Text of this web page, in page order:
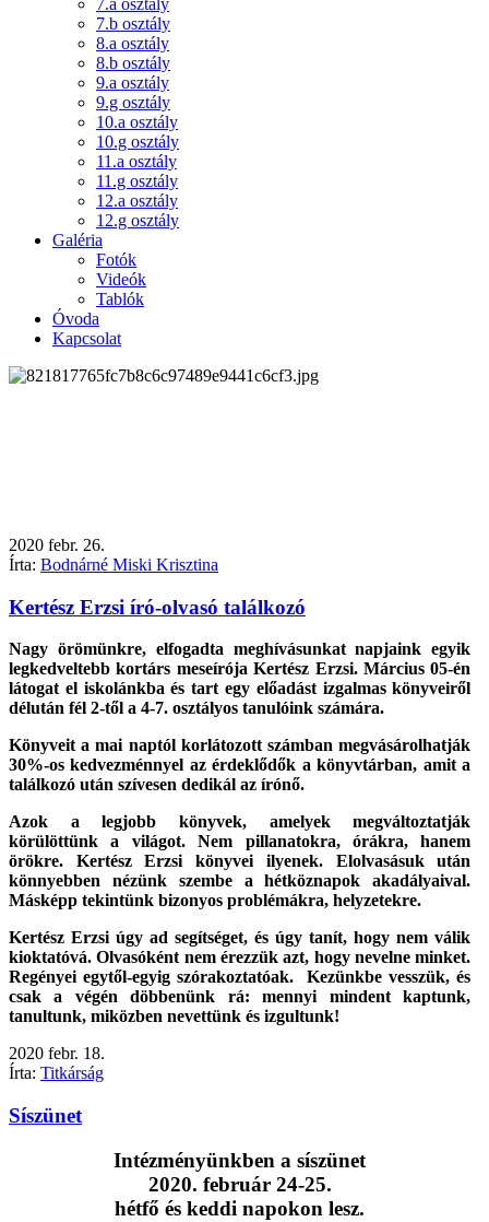
7.b osztály
8.a osztály
8.b osztály
9.a osztály
9.g osztály
10.a osztály
10.g osztály
11.a osztály
11.g osztály
12.a osztály
12.g osztály
Galéria
Fotók
Videók
Tablók
Óvoda
Kapcsolat
2020 febr. 26.
Írta: Bodnárné Miski Krisztina
Kertész Erzsi író-olvasó találkozó
Nagy örömünkre, elfogadta meghívásunkat napjaink egyik
legkedveltebb kortárs meseírója Kertész Erzsi. Március 05-én
látogat el iskolánkba és tart egy előadást izgalmas könyveiről
délután fél 2-től a 4-7. osztályos tanulóink számára.
Könyveit a mai naptól korlátozott számban megvásárolhatják
30%-os kedvezménnyel az érdeklődők a könyvtárban, amit a
találkozó után szívesen dedikál az írónő.
Azok a legjobb könyvek, amelyek megváltoztatják
körülöttünk a világot. Nem pillanatokra, órákra, hanem
örökre. Kertész Erzsi könyvei ilyenek. Elolvasásuk után
könnyebben nézünk szembe a hétköznapok akadályaival.
Másképp tekintünk bizonyos problémákra, helyzetekre.
Kertész Erzsi úgy ad segítséget, és úgy tanít, hogy nem válik
kioktatóvá. Olvasóként nem érezzük azt, hogy nevelne minket.
Regényei egytől-egyig szórakoztatóak. Kezünkbe vesszük, és
csak a végén döbbenünk rá: mennyi mindent kaptunk,
tanultunk, miközben nevettünk és izgultunk!
2020 febr. 18.
Írta: Titkárság
Síszünet
Intézményünkben a síszünet
2020. február 24-25.
hétfő és keddi napokon lesz.